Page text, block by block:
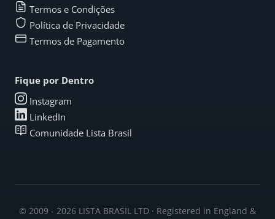
Termos e Condições
Política de Privacidade
Termos de Pagamento
Fique por Dentro
Instagram
LinkedIn
Comunidade Lista Brasil
© 2009 - 2026 LISTA BRASIL LTD · Registered in England &